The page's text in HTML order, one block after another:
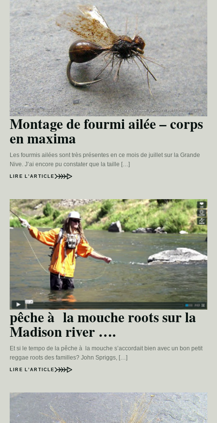
Montage de fourmi ailée – corps
en maxima
Les fourmis ailées sont très présentes en ce mois de juillet sur la Grande
Nive. J’ai encore pu constater que la taille […]
LIRE L’ARTICLE
pêche à la mouche roots sur la
Madison river ….
Et si le tempo de la pêche à la mouche s’accordait bien avec un bon petit
reggae roots des familles? John Spriggs, […]
LIRE L’ARTICLE